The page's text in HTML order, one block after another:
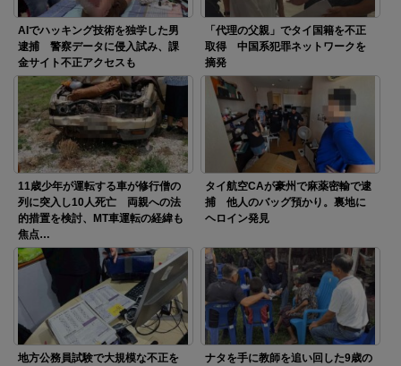
AIでハッキング技術を独学した男
逮捕 警察データに侵入試み、課
金サイト不正アクセスも
「代理の父親」でタイ国籍を不正
取得 中国系犯罪ネットワークを
摘発
11歳少年が運転する車が修行僧の
列に突入し10人死亡 両親への法
的措置を検討、MT車運転の経緯も
焦点…
タイ航空CAが豪州で麻薬密輸で逮
捕 他人のバッグ預かり。裏地に
ヘロイン発見
地方公務員試験で大規模な不正を
ナタを手に教師を追い回した9歳の